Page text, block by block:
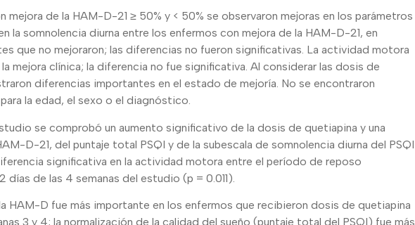
mejora de la HAM-D-21 ≥ 50% y < 50% se observaron mejoras en los parámetros
la somnolencia diurna entre los enfermos con mejora de la HAM-D-21, en
que no mejoraron; las diferencias no fueron significativas. La actividad motora
mejora clínica; la diferencia no fue significativa. Al considerar las dosis de
diferencias importantes en el estado de mejoría. No se encontraron
la edad, el sexo o el diagnóstico.
se comprobó un aumento significativo de la dosis de quetiapina y una
D-21, del puntaje total PSQI y de la subescala de somnolencia diurna del PSQI
significativa en la actividad motora entre el período de reposo
de las 4 semanas del estudio (p = 0.011).
HAM-D fue más importante en los enfermos que recibieron dosis de quetiapina
3 y 4; la normalización de la calidad del sueño (puntaje total del PSQI) fue más